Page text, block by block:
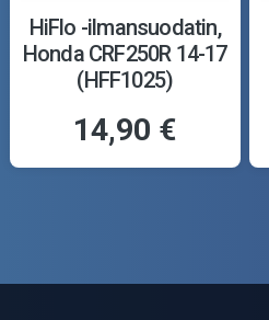
HiFlo -ilmansuodatin,
Honda CRF250R 14-17
(HFF1025)
14,90 €